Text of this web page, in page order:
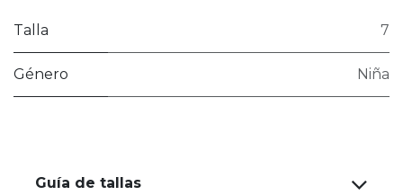
Talla 7
Género Niña
Guía de tallas